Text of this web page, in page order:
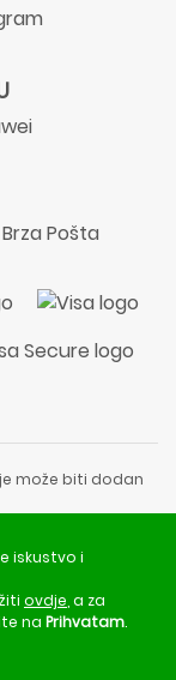
može biti dodan
nuspojavama
prava zadržava
iskustvo i
ovdje , a za
na Prihvatam.